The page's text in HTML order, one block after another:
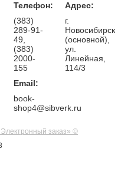
Телефон:
(383)
289-91-
49,
(383)
2000-
155
Email:
book-
shop4@sibverk.ru
Адрес:
г.
Новосибирск
(основной),
ул.
Линейная,
114/3
заказ» ©